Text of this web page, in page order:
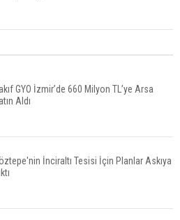
İlde 540 Konut ve İş Yerini Satışa
Bina Tercihi Değişiyor: Dijital Altyapı
GYO İzmir’de 660 Milyon TL’ye Arsa
Aldı
İnciraltı Tesisi İçin Planlar Askıya